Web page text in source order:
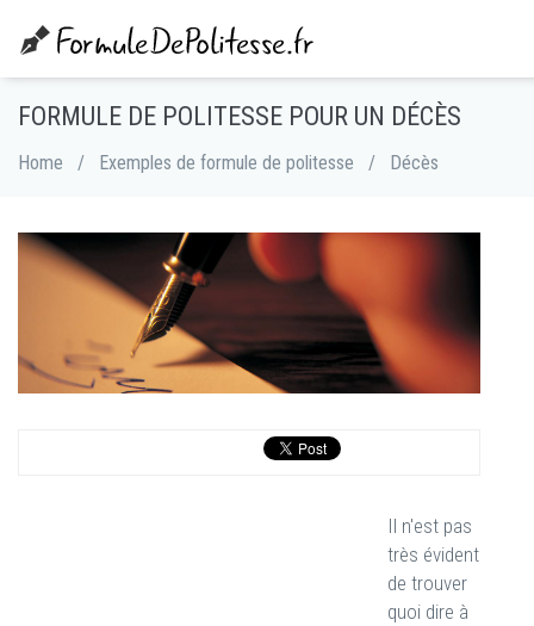
FORMULE DE POLITESSE POUR UN DÉCÈS
Home / Exemples de formule de politesse / Décès
Il n'est pas
très évident
de trouver
quoi dire à